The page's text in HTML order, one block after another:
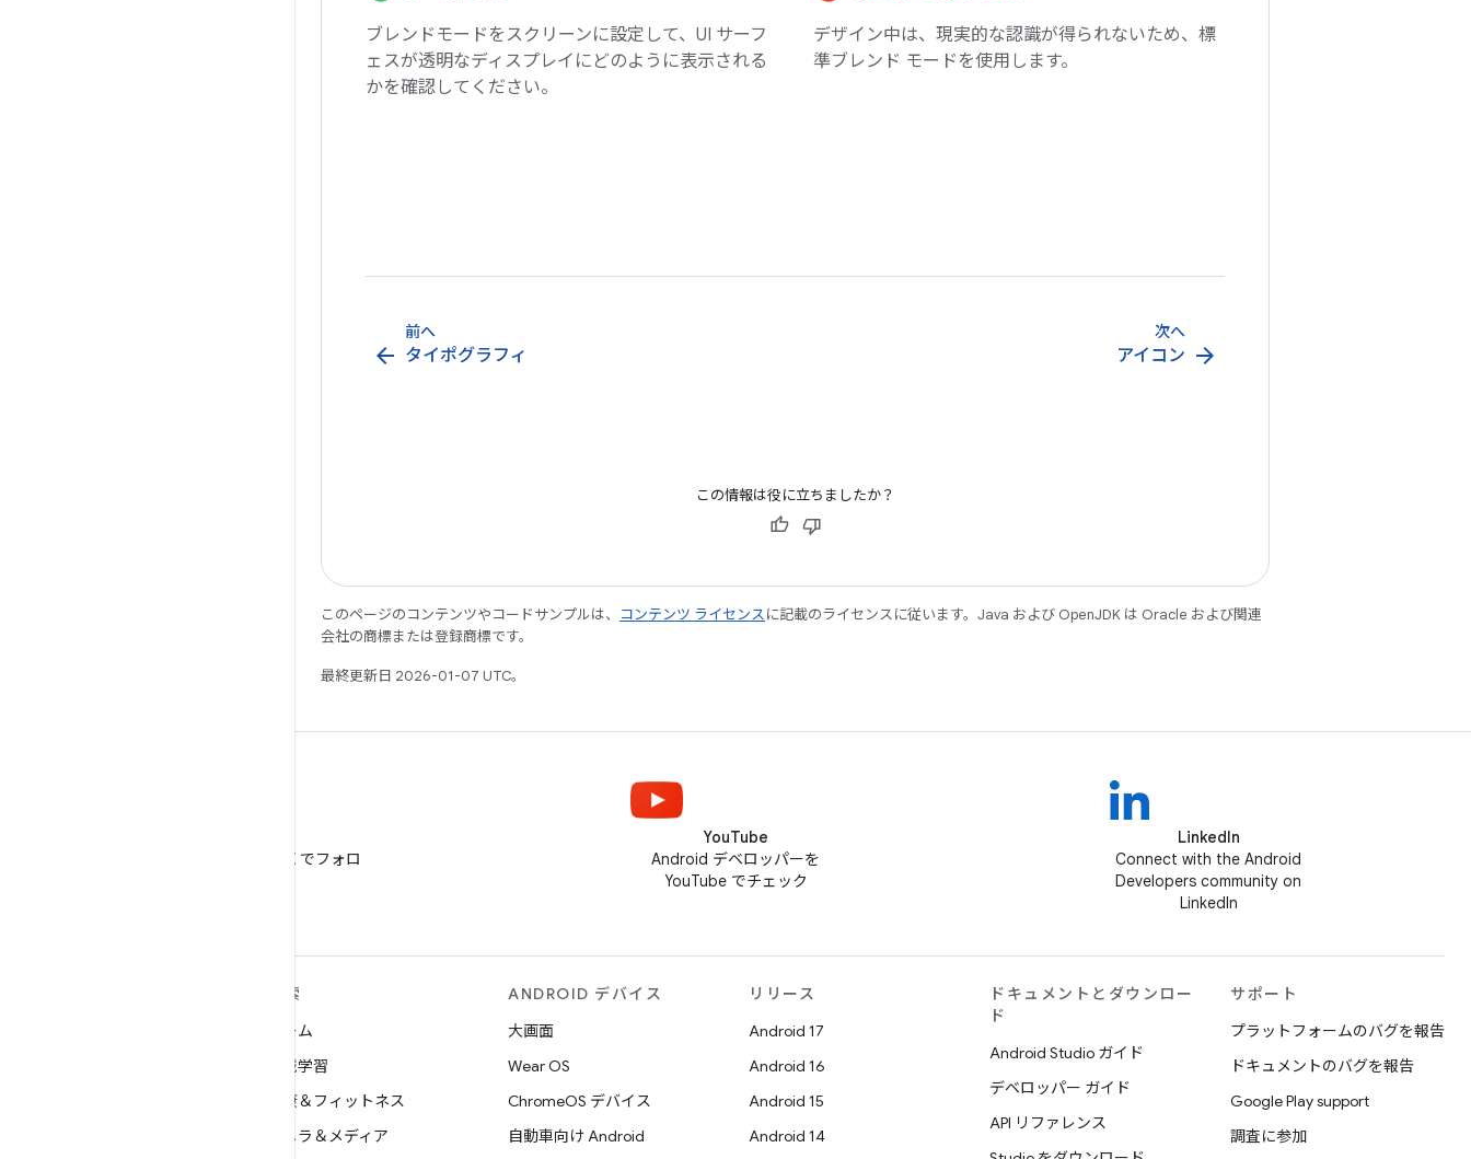
ブレンドモードをスクリーンに設定して、UI サーフ
ェスが透明なディスプレイにどのように表示される
かを確認してください。
デザイン中は、現実的な認識が得られないため、標
準ブレンド モードを使用します。
前へ
arrow_back タイポグラフィ
次へ
アイコン arrow_forward
この情報は役に立ちましたか？
このページのコンテンツやコードサンプルは、 コンテンツ ライセンスに記載のライセンスに従います。Java および OpenJDK は Oracle および関連
会社の商標または登録商標です。
最終更新日 2026-01-07 UTC。
@AndroidDev を X でフォロ
YouTube
Android デベロッパーを
YouTube でチェック
LinkedIn
Connect with the Android
Developers community on
LinkedIn
探索
ゲーム
機械学習
健康＆フィットネス
カメラ＆メディア
ANDROID デバイス
大画面
Wear OS
ChromeOS デバイス
自動車向け Android
リリース
Android 17
Android 16
Android 15
Android 14
ドキュメントとダウンロー
ド
Android Studio ガイド
デベロッパー ガイド
API リファレンス
サポート
プラットフォームのバグを報告
ドキュメントのバグを報告
Google Play support
調査に参加